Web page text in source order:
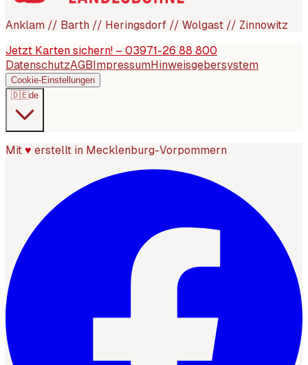
Anklam // Barth // Heringsdorf // Wolgast // Zinnowitz
Jetzt Karten sichern! – 03971-26 88 800
DatenschutzAGB ImpressumHinweisgebersystem
Cookie-Einstellungen
🇩🇪de
Mit ♥ erstellt in Mecklenburg-Vorpommern